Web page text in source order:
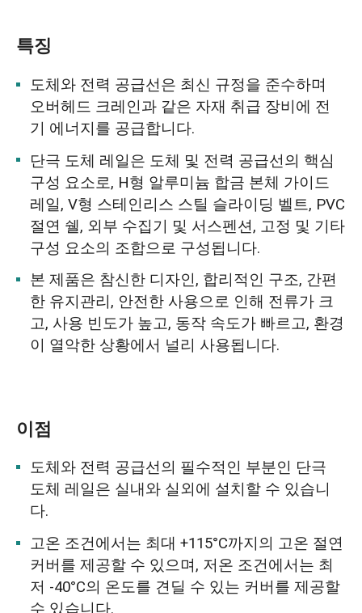
특징
도체와 전력 공급선은 최신 규정을 준수하며
오버헤드 크레인과 같은 자재 취급 장비에 전
기 에너지를 공급합니다.
단극 도체 레일은 도체 및 전력 공급선의 핵심
구성 요소로, H형 알루미늄 합금 본체 가이드
레일, V형 스테인리스 스틸 슬라이딩 벨트, PVC
절연 쉘, 외부 수집기 및 서스펜션, 고정 및 기타
구성 요소의 조합으로 구성됩니다.
본 제품은 참신한 디자인, 합리적인 구조, 간편
한 유지관리, 안전한 사용으로 인해 전류가 크
고, 사용 빈도가 높고, 동작 속도가 빠르고, 환경
이 열악한 상황에서 널리 사용됩니다.
이점
도체와 전력 공급선의 필수적인 부분인 단극
도체 레일은 실내와 실외에 설치할 수 있습니
다.
고온 조건에서는 최대 +115°C까지의 고온 절연
커버를 제공할 수 있으며, 저온 조건에서는 최
저 -40°C의 온도를 견딜 수 있는 커버를 제공할